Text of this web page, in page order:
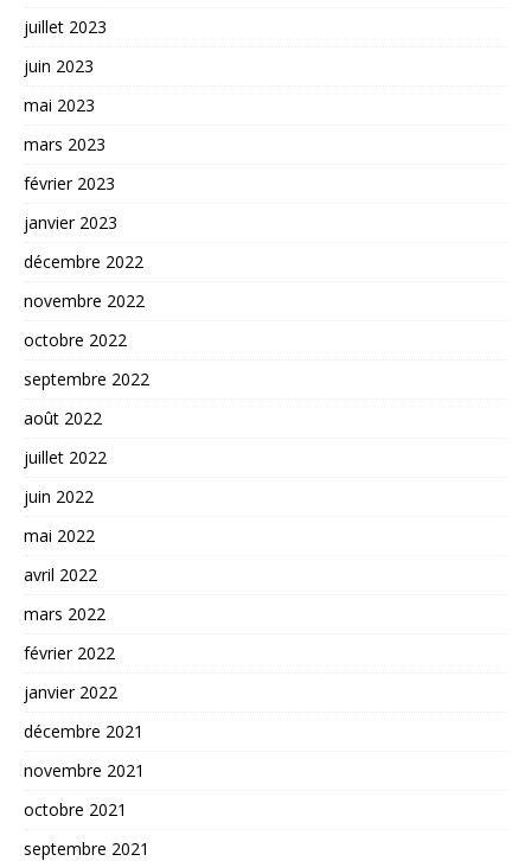
juillet 2023
juin 2023
mai 2023
mars 2023
février 2023
janvier 2023
décembre 2022
novembre 2022
octobre 2022
septembre 2022
août 2022
juillet 2022
juin 2022
mai 2022
avril 2022
mars 2022
février 2022
janvier 2022
décembre 2021
novembre 2021
octobre 2021
septembre 2021